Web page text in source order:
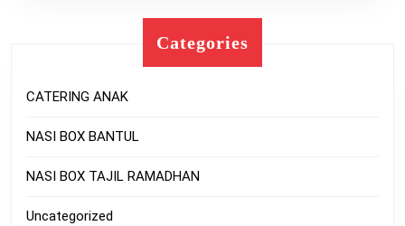
Categories
CATERING ANAK
NASI BOX BANTUL
NASI BOX TAJIL RAMADHAN
Uncategorized